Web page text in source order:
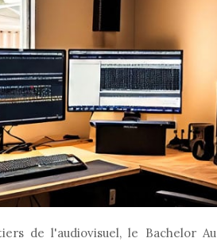
de l'audiovisuel, le Bachelor